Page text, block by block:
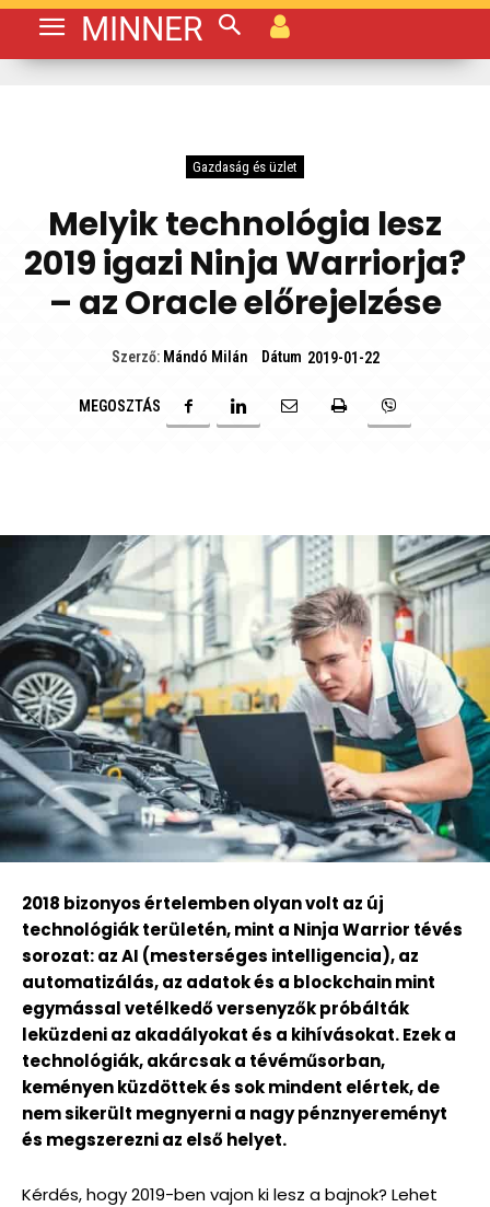
MINNER
Gazdaság és üzlet
Melyik technológia lesz
2019 igazi Ninja Warriorja?
– az Oracle előrejelzése
Szerző: Mándó Milán Dátum 2019-01-22
MEGOSZTÁS
2018 bizonyos értelemben olyan volt az új
technológiák területén, mint a Ninja Warrior tévés
sorozat: az AI (mesterséges intelligencia), az
automatizálás, az adatok és a blockchain mint
egymással vetélkedő versenyzők próbálták
leküzdeni az akadályokat és a kihívásokat. Ezek a
technológiák, akárcsak a tévéműsorban,
keményen küzdöttek és sok mindent elértek, de
nem sikerült megnyerni a nagy pénznyereményt
és megszerezni az első helyet.
Kérdés, hogy 2019-ben vajon ki lesz a bajnok? Lehet